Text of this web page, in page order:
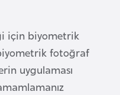
için biyometrik
fotoğraf
uygulaması